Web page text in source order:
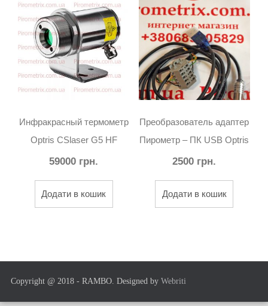
Инфракрасный термометр
Optris CSlaser G5 HF
59000 грн.
Додати в кошик
Преобразователь адаптер
Пирометр – ПК USB Optris
2500 грн.
Додати в кошик
Copyright @ 2018 - RAMBO. Designed by Webriti